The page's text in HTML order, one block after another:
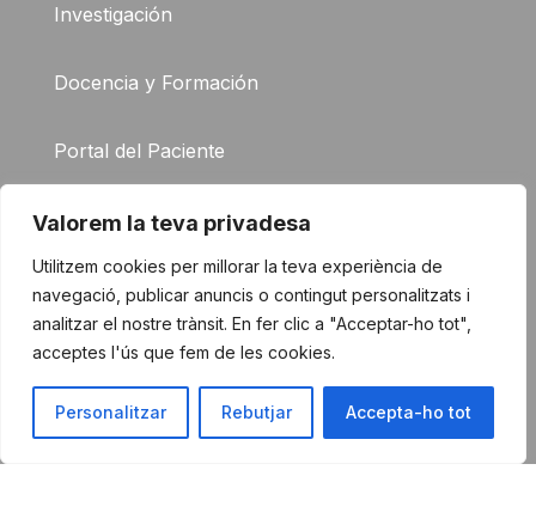
Valorem la teva privadesa
Utilitzem cookies per millorar la teva experiència de
navegació, publicar anuncis o contingut personalitzats i
analitzar el nostre trànsit. En fer clic a "Acceptar-ho tot",
acceptes l'ús que fem de les cookies.
Personalitzar Rebutjar Accepta-ho tot
Investigación
Docencia y Formación
Portal del Paciente
FAQ
Contacto
© 2026 El Instituto del
Pujol